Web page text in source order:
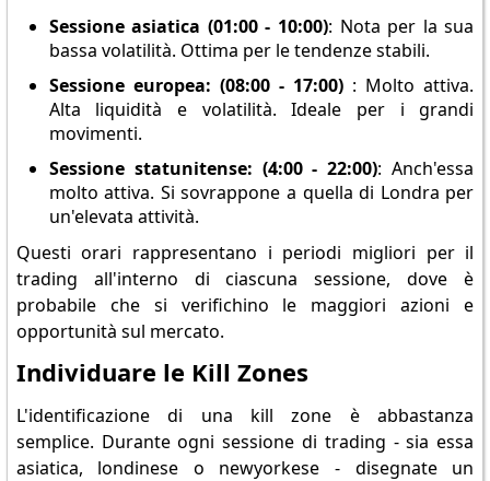
Sessione asiatica (01:00 - 10:00): Nota per la sua
bassa volatilità. Ottima per le tendenze stabili.
Sessione europea: (08:00 - 17:00) : Molto attiva.
Alta liquidità e volatilità. Ideale per i grandi
movimenti.
Sessione statunitense: (4:00 - 22:00): Anch'essa
molto attiva. Si sovrappone a quella di Londra per
un'elevata attività.
Questi orari rappresentano i periodi migliori per il
trading all'interno di ciascuna sessione, dove è
probabile che si verifichino le maggiori azioni e
opportunità sul mercato.
Individuare le Kill Zones
L'identificazione di una kill zone è abbastanza
semplice. Durante ogni sessione di trading - sia essa
asiatica, londinese o newyorkese - disegnate un